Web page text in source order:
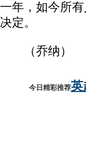
一年，如今所
决定。
（乔纳）